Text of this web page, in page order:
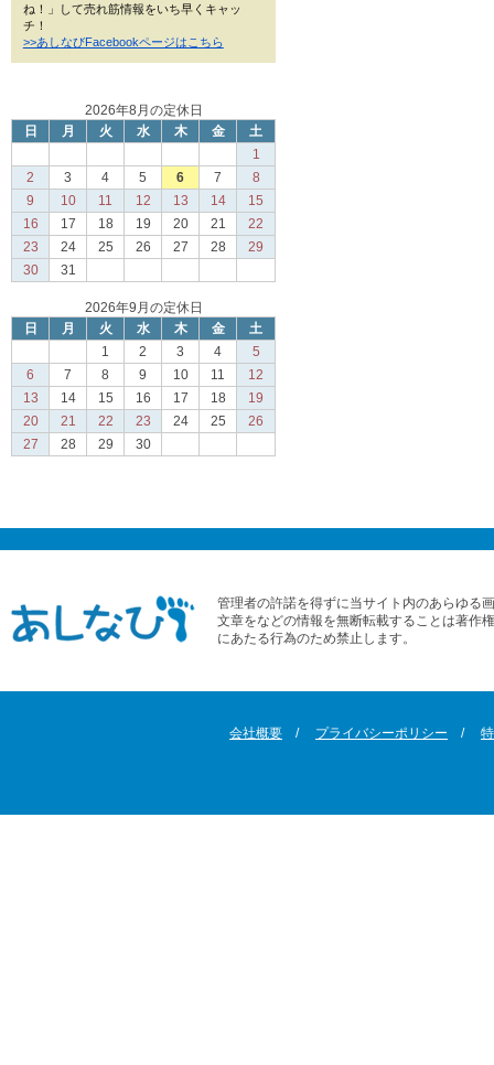
ね！」して売れ筋情報をいち早くキャッ
チ！
>>あしなびFacebookページはこちら
2026年8月の定休日
日
月 火 水 木 金
土
1
2
3 4 5 6 7
8
9
10 11 12 13 14
15
16
17 18 19 20 21
22
23
24 25 26 27 28
29
30
31
2026年9月の定休日
日
月 火 水 木 金
土
1
2 3 4
5
6
7 8 9 10 11
12
13
14 15 16 17 18
19
20
21 22 23 24 25
26
27
28 29 30
管理者の許諾を得ずに当サイト内のあらゆる
文章をなどの情報を無断転載することは著作
にあたる行為のため禁止します。
会社概要 プライバシーポリシー